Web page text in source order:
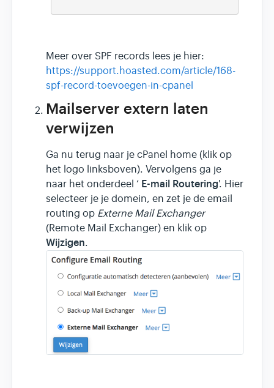
Meer over SPF records lees je hier:
https://support.hoasted.com/article/168-
spf-record-toevoegen-in-cpanel
Mailserver extern laten
verwijzen
Ga nu terug naar je cPanel home (klik op
het logo linksboven). Vervolgens ga je
naar het onderdeel ‘ E-mail Routering'. Hier
selecteer je je domein, en zet je de email
routing op Externe Mail Exchanger
(Remote Mail Exchanger) en klik op
Wijzigen.